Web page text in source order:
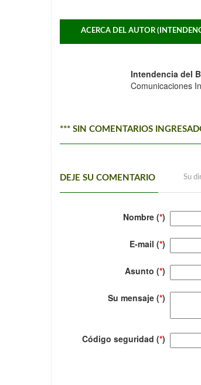
ACERCA DEL AUTOR
Intendencia del
Comunicaciones
*** SIN COMENTARIOS
DEJE SU COMENTARIO Su
Nombre (*)
E-mail (*)
Asunto (*)
Su mensaje (*)
Código seguridad (*)